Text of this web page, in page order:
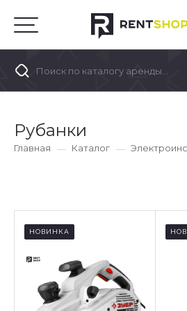
Поиск по каталогу аренды...
Рубанки
Главная Каталог
НОВИНКА